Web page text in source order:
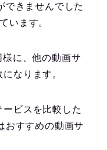
できませんでした
います。
に、他の動画サ
なります。
ビスを比較した
おすすめの動画サ